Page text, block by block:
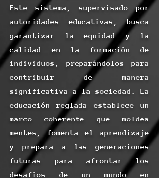
Este sistema, supervisado por
autoridades educativas, busca
garantizar la equidad y la
calidad en la formación de
individuos, preparándolos para
contribuir de manera
significativa a la sociedad. La
educación reglada establece un
marco coherente que moldea
mentes, fomenta el aprendizaje
y prepara a las generaciones
futuras para afrontar los
desafíos de un mundo en